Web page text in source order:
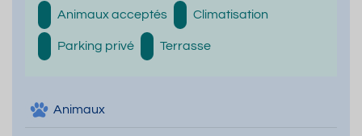
Animaux acceptés Climatisation
Parking privé Terrasse
Animaux